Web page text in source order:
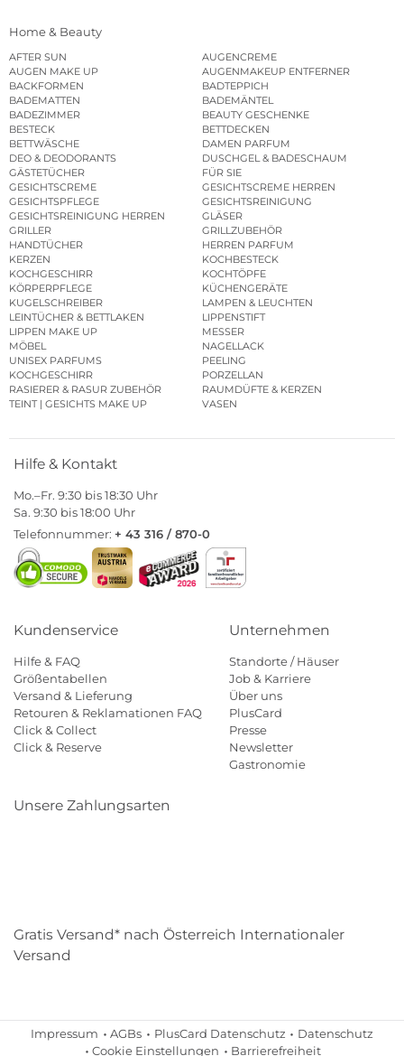
Home & Beauty
AFTER SUN
AUGENCREME
AUGEN MAKE UP
AUGENMAKEUP ENTFERNER
BACKFORMEN
BADTEPPICH
BADEMATTEN
BADEMÄNTEL
BADEZIMMER
BEAUTY GESCHENKE
BESTECK
BETTDECKEN
BETTWÄSCHE
DAMEN PARFUM
DEO & DEODORANTS
DUSCHGEL & BADESCHAUM
GÄSTETÜCHER
FÜR SIE
GESICHTSCREME
GESICHTSCREME HERREN
GESICHTSPFLEGE
GESICHTSREINIGUNG
GESICHTSREINIGUNG HERREN
GLÄSER
GRILLER
GRILLZUBEHÖR
HANDTÜCHER
HERREN PARFUM
KERZEN
KOCHBESTECK
KOCHGESCHIRR
KOCHTÖPFE
KÖRPERPFLEGE
KÜCHENGERÄTE
KUGELSCHREIBER
LAMPEN & LEUCHTEN
LEINTÜCHER & BETTLAKEN
LIPPENSTIFT
LIPPEN MAKE UP
MESSER
MÖBEL
NAGELLACK
UNISEX PARFUMS
PEELING
KOCHGESCHIRR
PORZELLAN
RASIERER & RASUR ZUBEHÖR
RAUMDÜFTE & KERZEN
TEINT | GESICHTS MAKE UP
VASEN
Hilfe & Kontakt
Mo.–Fr. 9:30 bis 18:30 Uhr
Sa. 9:30 bis 18:00 Uhr
Telefonnummer: + 43 316 / 870-0
Kundenservice
Hilfe & FAQ
Größentabellen
Versand & Lieferung
Retouren & Reklamationen FAQ
Click & Collect
Click & Reserve
Unternehmen
Standorte / Häuser
Job & Karriere
Über uns
PlusCard
Presse
Newsletter
Gastronomie
Unsere Zahlungsarten
Gratis Versand* nach Österreich Internationaler
Versand
Impressum AGBs PlusCard Datenschutz
Datenschutz
Cookie Einstellungen
Barrierefreiheit